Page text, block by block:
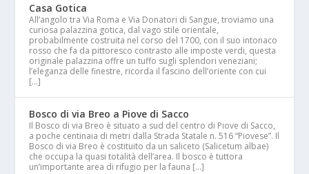
Casa Gotica
All’angolo tra Via Roma e Via Donatori di Sangue, troviamo una
curiosa palazzina gotica, dal vago stile orientale,
probabilmente costruita nel corso del 1700, con il suo intonaco
rosso che fa da pittoresco contrasto alle imposte verdi, questa
originale palazzina offre un tuffo sugli splendori veneziani;
l’eleganza delle finestre, ricorda il fascino dell’oriente con cui
[…]
Bosco di via Breo a Piove di Sacco
Il Bosco di via Breo è situato a sud del centro di Piove di Sacco,
a poche centinaia di metri dalla Strada Statale n. 516 “Piovese”. Il
Bosco di via Breo è costituito da un saliceto (Salicetum albae)
che occupa la quasi totalità dell’area. Il bosco è tuttora
un’importante area di rifugio per la fauna […]